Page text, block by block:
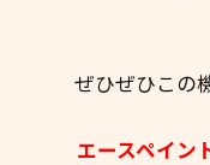
ぜひぜひこの
エースペイン